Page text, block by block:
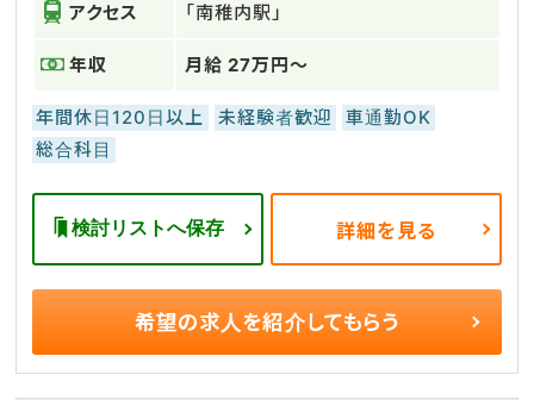
アクセス 「南稚内駅」
年収 月給 27万円～
年間休日120日以上 未経験者歓迎
車通勤OK
総合科目
検討リストへ保存 詳細を見る
希望の求人を紹介してもらう